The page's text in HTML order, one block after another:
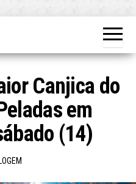
Atualizado!
Canjica do
em
(14)